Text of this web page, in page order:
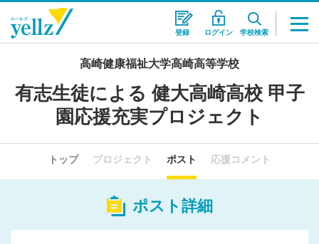
登録 ログイン 学校検索
高崎健康福祉大学高崎高等学校
有志生徒による 健大高崎高校 甲子
園応援充実プロジェクト
トップ プロジェクト ポスト 応援コメント
ポスト詳細